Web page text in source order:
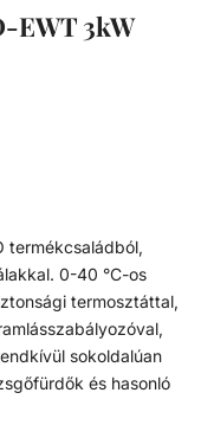
EWT 3kW
termékcsaládból,
0-40 °C-os
termosztáttal,
sokoldalúan
és hasonló